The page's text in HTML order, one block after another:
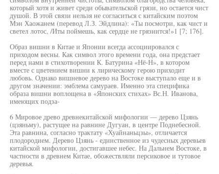
который хотя и живет среди обывательской грязи, но остается чист
душой. В этой связи нельзя не согласиться с китайским поэтом
Мэн Хаожанем (перевод Л.З. Эйдлина): «Ты посмотри, как чист и
светел лотос, /Иты поймешь, как сердце не грязнится!»1 [7; 176].
Образ вишни в Китае и Японии всегда ассоциировался с
приходом весны. Как символ этого времени года, она предстает
перед нами в стихотворении К. Батурина «Нё-Н», в котором
вместе с цветением вишни к лирическому герою приходит
любовь. Однако вишневое дерево на Востоке выступало еще и в
другом значении: эмблема самураев. Именно эта специфика
образа вишни воплощена в «Японских стихах» Вс.Н. Иванова,
имеющих подза-
6 Мировое древо древнекитайской мифологии — дерево Цзянь
(цзяньму), растущее на равнине Дугуан, в центре Поднебесной.
Эта равнина, согласно трактату «Хуайнаньцзы», отличается
плодородием. Дерево Цзянь - единственное из чудесных деревьев
китайской мифологии, достигавшее небес. На Дальнем Востоке, в
частности в древнем Китае, обожествляли персиковое и тутовое
деревья.